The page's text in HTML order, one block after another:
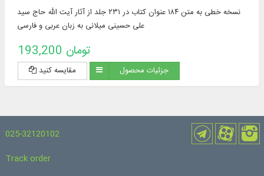
نسخه خطی به متن ۱۸۴ عنوان کتاب در ۲۳۱ جلد از آثار آیت الله حاج سید
علی حسینی میلانی به زبان عربی و فارسی
193,200 تومان
مقایسه کنید جزئیات محصول
025-32120102
Track order